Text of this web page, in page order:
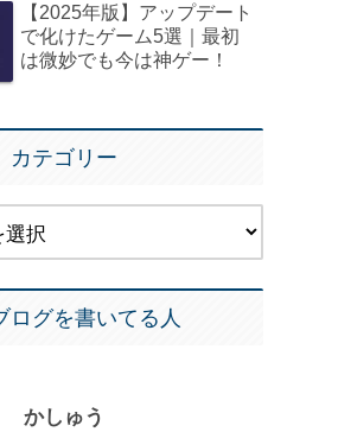
【2025年版】アップデート
で化けたゲーム5選｜最初
は微妙でも今は神ゲー！
カテゴリー
ログを書いてる人
かしゅう